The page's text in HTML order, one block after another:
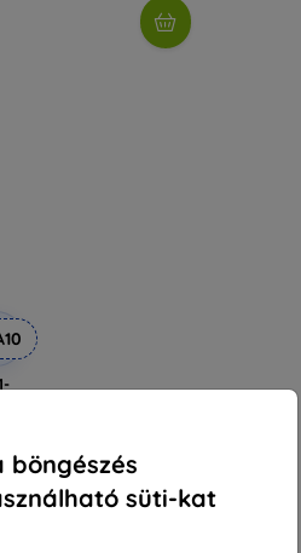
böngészés
süti-kat